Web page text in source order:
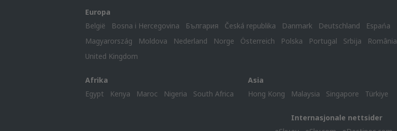
Europa
België
Bosna i Hercegovina България Česká republika Danmark Deutschland Espańa
Magyarország
Moldova Nederland Norge Österreich Polska Portugal Srbija România
United Kingdom
Afrika
Egypt
Kenya Maroc Nigeria South Africa
Asia
Hong Kong
Malaysia Singapore Türkiye
Internasjonale nettsider